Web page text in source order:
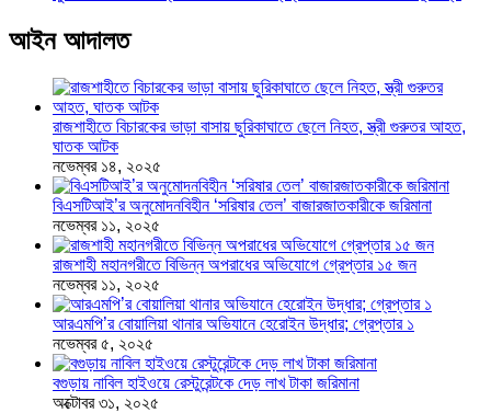
আইন আদালত
রাজশাহীতে বিচারকের ভাড়া বাসায় ছুরিকাঘাতে ছেলে নিহত, স্ত্রী গুরুতর আহত,
ঘাতক আটক
নভেম্বর ১৪, ২০২৫
বিএসটিআই’র অনুমোদনবিহীন ‘সরিষার তেল’ বাজারজাতকারীকে জরিমানা
নভেম্বর ১১, ২০২৫
রাজশাহী মহানগরীতে বিভিন্ন অপরাধের অভিযোগে গ্রেপ্তার ১৫ জন
নভেম্বর ১১, ২০২৫
আরএমপি’র বোয়ালিয়া থানার অভিযানে হেরোইন উদ্ধার; গ্রেপ্তার ১
নভেম্বর ৫, ২০২৫
বগুড়ায় নাবিল হাইওয়ে রেস্টুরেন্টকে দেড় লাখ টাকা জরিমানা
অক্টোবর ৩১, ২০২৫